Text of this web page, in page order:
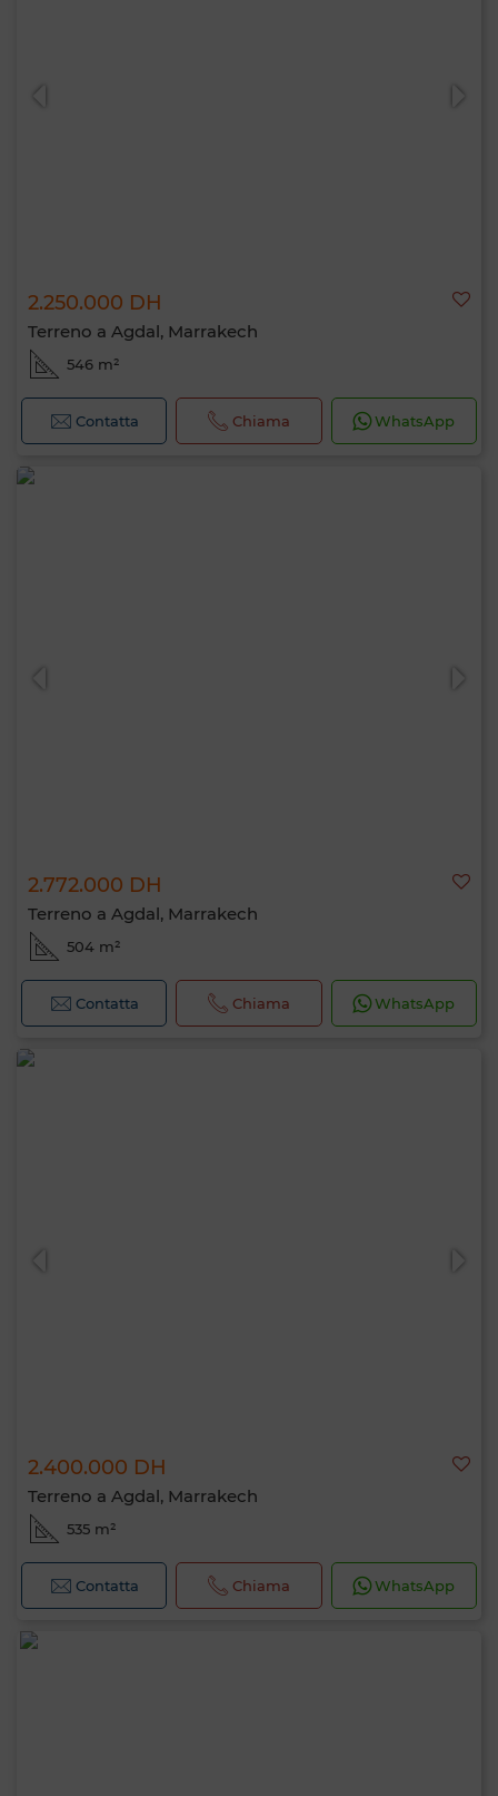
2.250.000 DH
Terreno a Agdal, Marrakech
546 m²
Contatta Chiama WhatsApp
2.772.000 DH
Terreno a Agdal, Marrakech
504 m²
Contatta Chiama WhatsApp
2.400.000 DH
Terreno a Agdal, Marrakech
535 m²
Contatta Chiama WhatsApp